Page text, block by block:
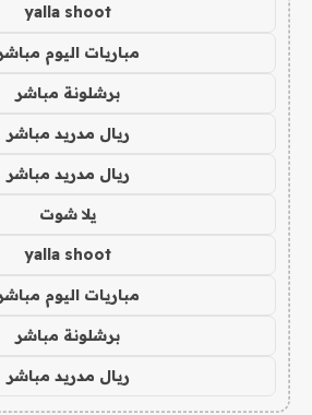
yalla shoot
مباريات اليوم مباشر
برشلونة مباشر
ريال مدريد مباشر
ريال مدريد مباشر
يلا شوت
yalla shoot
مباريات اليوم مباشر
برشلونة مباشر
ريال مدريد مباشر